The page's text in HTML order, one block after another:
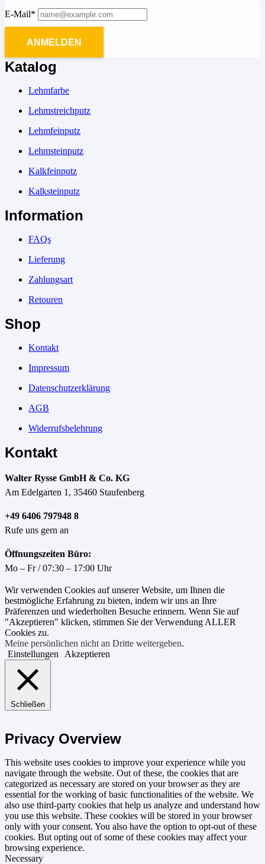
E-Mail*
ANMELDEN
Katalog
Lehmfarbe
Lehmstreichputz
Lehmfeinputz
Lehmsteinputz
Kalkfeinputz
Kalksteinputz
Information
FAQs
Lieferung
Zahlungsart
Retouren
Shop
Kontakt
Impressum
Datenschutzerklärung
AGB
Widerrufsbelehrung
Kontakt
Walter Rysse GmbH & Co. KG
Am Edelgarten 1, 35460 Staufenberg
+49 6406 797948 8
Rufe uns gern an
Öffnungszeiten Büro:
Mo – Fr / 07:30 – 17:00 Uhr
Wir verwenden Cookies auf unserer Website, um Ihnen die
bestmögliche Erfahrung zu bieten, indem wir uns an Ihre
Präferenzen und wiederholten Besuche erinnern. Wenn Sie auf
"Akzeptieren" klicken, stimmen Sie der Verwendung ALLER
Cookies zu.
Meine persönlichen nicht an Dritte weitergeben.
Einstellungen
Akzeptieren
Schließen
Privacy Overview
This website uses cookies to improve your experience while you
navigate through the website. Out of these, the cookies that are
categorized as necessary are stored on your browser as they are
essential for the working of basic functionalities of the website. We
also use third-party cookies that help us analyze and understand how
you use this website. These cookies will be stored in your browser
only with your consent. You also have the option to opt-out of these
cookies. But opting out of some of these cookies may affect your
browsing experience.
Necessary